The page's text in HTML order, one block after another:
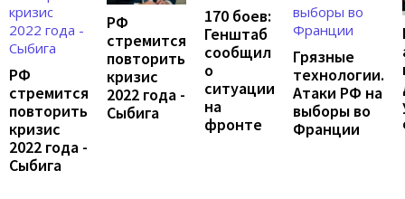
РФ
стремится
повторить
кризис
2022 года -
Сыбига
РФ
стремится
повторить
кризис
2022 года -
Сыбига
170 боев:
Генштаб
сообщил
о
ситуации
на
фронте
Грязные
технологии.
Атаки РФ на
выборы во
Франции